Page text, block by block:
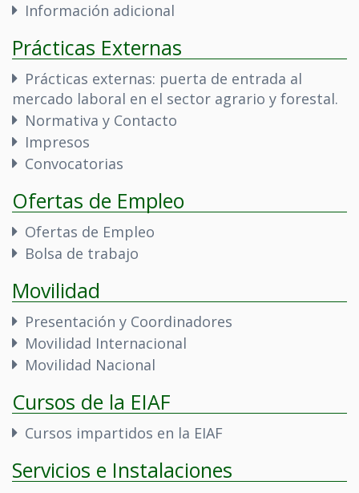
Información adicional
Prácticas Externas
Prácticas externas: puerta de entrada al
mercado laboral en el sector agrario y forestal.
Normativa y Contacto
Impresos
Convocatorias
Ofertas de Empleo
Ofertas de Empleo
Bolsa de trabajo
Movilidad
Presentación y Coordinadores
Movilidad Internacional
Movilidad Nacional
Cursos de la EIAF
Cursos impartidos en la EIAF
Servicios e Instalaciones